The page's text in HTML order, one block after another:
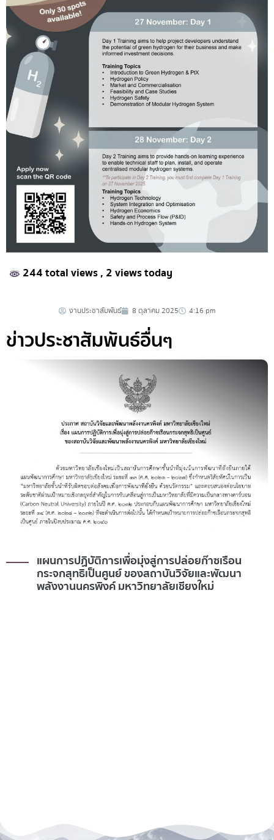
244 total views, 2 views today
งานประชาสัมพันธ์ 8 ตุลาคม 2025 4:16 pm
ข่าวประชาสัมพันธ์อื่นๆ
ยก๊าซเรือน
และพัฒนา
สถานบันวิจัยและพัฒนาพลังงาน
แจ้งผู้ค้า (Supplier) ทุกท่านที่ติ
แจ้งการชำระผ่านระบบโอนเงิน